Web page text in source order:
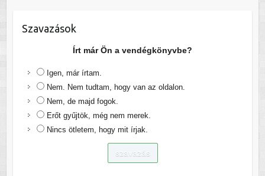
Szavazások
Írt már Ön a vendégkönyvbe?
Igen, már írtam.
Nem. Nem tudtam, hogy van az oldalon.
Nem, de majd fogok.
Erőt gyűjtök, még nem merek.
Nincs ötletem, hogy mit írjak.